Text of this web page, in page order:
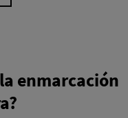
enmarcación